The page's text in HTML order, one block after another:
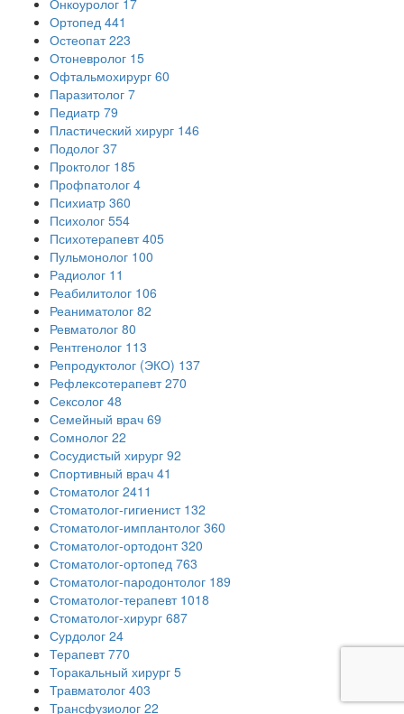
Ортопед 441
Остеопат 223
Отоневролог 15
Офтальмохирург 60
Паразитолог 7
Педиатр 79
Пластический хирург 146
Подолог 37
Проктолог 185
Профпатолог 4
Психиатр 360
Психолог 554
Психотерапевт 405
Пульмонолог 100
Радиолог 11
Реабилитолог 106
Реаниматолог 82
Ревматолог 80
Рентгенолог 113
Репродуктолог (ЭКО) 137
Рефлексотерапевт 270
Сексолог 48
Семейный врач 69
Сомнолог 22
Сосудистый хирург 92
Спортивный врач 41
Стоматолог 2411
Стоматолог-гигиенист 132
Стоматолог-имплантолог 360
Стоматолог-ортодонт 320
Стоматолог-ортопед 763
Стоматолог-пародонтолог 189
Стоматолог-терапевт 1018
Стоматолог-хирург 687
Сурдолог 24
Терапевт 770
Торакальный хирург 5
Травматолог 403
Трансфузиолог 22